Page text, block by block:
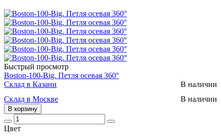
Быстрый просмотр
Boston-100-Big. Петля осевая 360°
Склад в Казани
В наличии
Склад в Москве
В наличии
В корзину
Цвет